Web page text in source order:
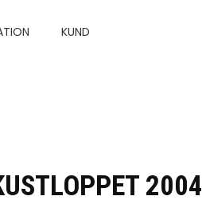
KUND
2004